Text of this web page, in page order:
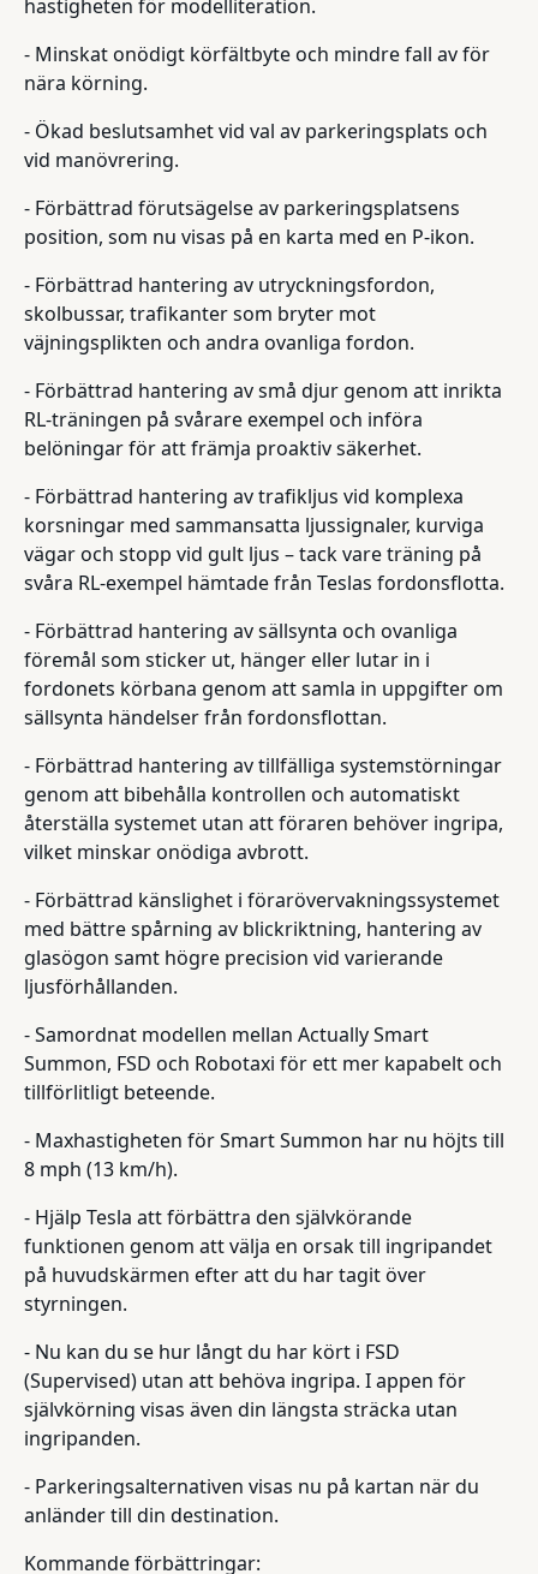
hastigheten för modelliteration.
- Minskat onödigt körfältbyte och mindre fall av för
nära körning.
- Ökad beslutsamhet vid val av parkeringsplats och
vid manövrering.
- Förbättrad förutsägelse av parkeringsplatsens
position, som nu visas på en karta med en P-ikon.
- Förbättrad hantering av utryckningsfordon,
skolbussar, trafikanter som bryter mot
väjningsplikten och andra ovanliga fordon.
- Förbättrad hantering av små djur genom att inrikta
RL-träningen på svårare exempel och införa
belöningar för att främja proaktiv säkerhet.
- Förbättrad hantering av trafikljus vid komplexa
korsningar med sammansatta ljussignaler, kurviga
vägar och stopp vid gult ljus – tack vare träning på
svåra RL-exempel hämtade från Teslas fordonsflotta.
- Förbättrad hantering av sällsynta och ovanliga
föremål som sticker ut, hänger eller lutar in i
fordonets körbana genom att samla in uppgifter om
sällsynta händelser från fordonsflottan.
- Förbättrad hantering av tillfälliga systemstörningar
genom att bibehålla kontrollen och automatiskt
återställa systemet utan att föraren behöver ingripa,
vilket minskar onödiga avbrott.
- Förbättrad känslighet i förarövervakningssystemet
med bättre spårning av blickriktning, hantering av
glasögon samt högre precision vid varierande
ljusförhållanden.
- Samordnat modellen mellan Actually Smart
Summon, FSD och Robotaxi för ett mer kapabelt och
tillförlitligt beteende.
- Maxhastigheten för Smart Summon har nu höjts till
8 mph (13 km/h).
- Hjälp Tesla att förbättra den självkörande
funktionen genom att välja en orsak till ingripandet
på huvudskärmen efter att du har tagit över
styrningen.
- Nu kan du se hur långt du har kört i FSD
(Supervised) utan att behöva ingripa. I appen för
självkörning visas även din längsta sträcka utan
ingripanden.
- Parkeringsalternativen visas nu på kartan när du
anländer till din destination.
Kommande förbättringar: